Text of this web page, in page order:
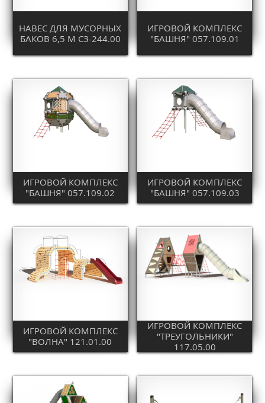
НАВЕС ДЛЯ МУСОРНЫХ
БАКОВ 6,5 М СЗ-244.00
ИГРОВОЙ КОМПЛЕКС
"БАШНЯ" 057.109.01
ИГРОВОЙ КОМПЛЕКС
"БАШНЯ" 057.109.02
ИГРОВОЙ КОМПЛЕКС
"БАШНЯ" 057.109.03
ИГРОВОЙ КОМПЛЕКС
"ВОЛНА" 121.01.00
ИГРОВОЙ КОМПЛЕКС
"ТРЕУГОЛЬНИКИ"
117.05.00